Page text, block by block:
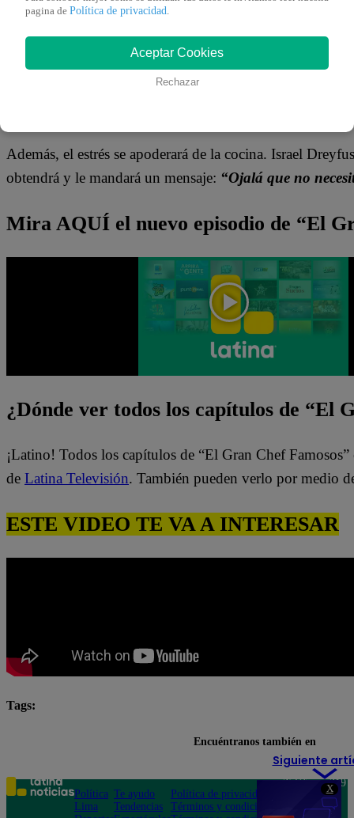
X
Además, el estrés se apoderará de la cocina. Israel
obtendrá y le mandará un mensaje: “Ojalá que no
Mira AQUÍ el nuevo episodio de “El
¿Dónde ver todos los capítulos de “El
¡Latino! Todos los capítulos de “El Gran Chef
de Latina Televisión. También pueden verlo por medio
ESTE VIDEO TE VA A INTERESAR
Tags:
Siguiente
pagina de Política de privacidad
Aceptar Cookies
Rechazar
Encuéntranos también en
Política
Lima
Te ayudo
Tendencias
Política de privacidad
Términos y condiciones
Teléfono: 219
Av. San